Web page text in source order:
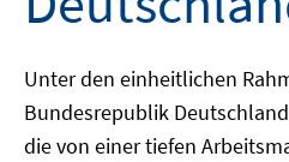
Unter den einheitlichen
Bundesrepublik
die von einer tiefen